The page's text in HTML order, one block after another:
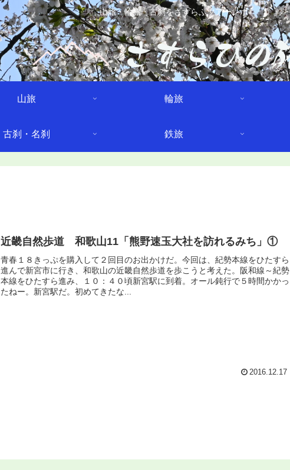
山旅・輪旅・古刹をさすらふツアーレポ
山旅 輪旅
古刹・名刹 鉄旅
近畿自然歩道 和歌山11「熊野速玉大社を訪れるみち」①
青春１８きっぷを購入して２回目のお出かけだ。今回は、紀勢本線をひたすら
進んで新宮市に行き、和歌山の近畿自然歩道を歩こうと考えた。阪和線～紀勢
本線をひたすら進み、１０：４０頃新宮駅に到着。オール鈍行で５時間かかっ
たねー。新宮駅だ。初めてきたな...
2016.12.17